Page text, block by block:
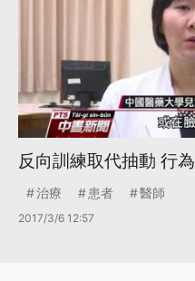
反向訓練取代抽動 行
治療 患者 醫師
2017/3/6 12:57